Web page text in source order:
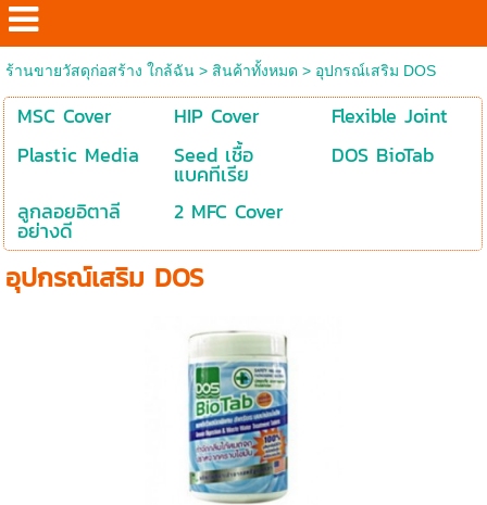
ร้านขายวัสดุก่อสร้าง ใกล้ฉัน> สินค้าทั้งหมด > อุปกรณ์เสริม DOS
MSC Cover HIP Cover
Flexible Joint
Plastic Media
Seed เชื้อ
แบคทีเรีย
DOS BioTab
ลูกลอยอิตาลี
อย่างดี
2 MFC Cover
อุปกรณ์เสริม DOS